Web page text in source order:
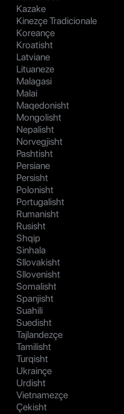
Kazake
Kinezçe Tradicionale
Koreançe
Kroatisht
Latviane
Lituaneze
Malagasi
Malai
Maqedonisht
Mongolisht
Nepalisht
Norvegjisht
Pashtisht
Persiane
Persisht
Polonisht
Portugalisht
Rumanisht
Rusisht
Shqip
Sinhala
Sllovakisht
Sllovenisht
Somalisht
Spanjisht
Suahili
Suedisht
Tajlandezçe
Tamilisht
Turqisht
Ukrainçe
Urdisht
Vietnamezçe
Çekisht